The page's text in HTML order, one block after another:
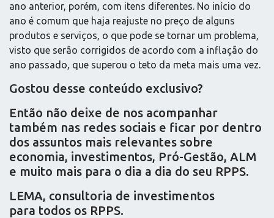
ano anterior, porém, com itens diferentes. No início do
ano é comum que haja reajuste no preço de alguns
produtos e serviços, o que pode se tornar um problema,
visto que serão corrigidos de acordo com a inflação do
ano passado, que superou o teto da meta mais uma vez.
Gostou desse conteúdo exclusivo?
Então não deixe de nos acompanhar
também nas redes sociais e ficar por dentro
dos assuntos mais relevantes sobre
economia, investimentos, Pró-Gestão, ALM
e muito mais para o dia a dia do seu RPPS.
LEMA, consultoria de investimentos
para todos os RPPS.